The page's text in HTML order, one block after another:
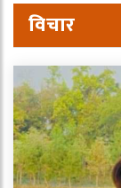
विचार